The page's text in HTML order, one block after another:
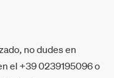
no dudes en
el +39 0239195096 o